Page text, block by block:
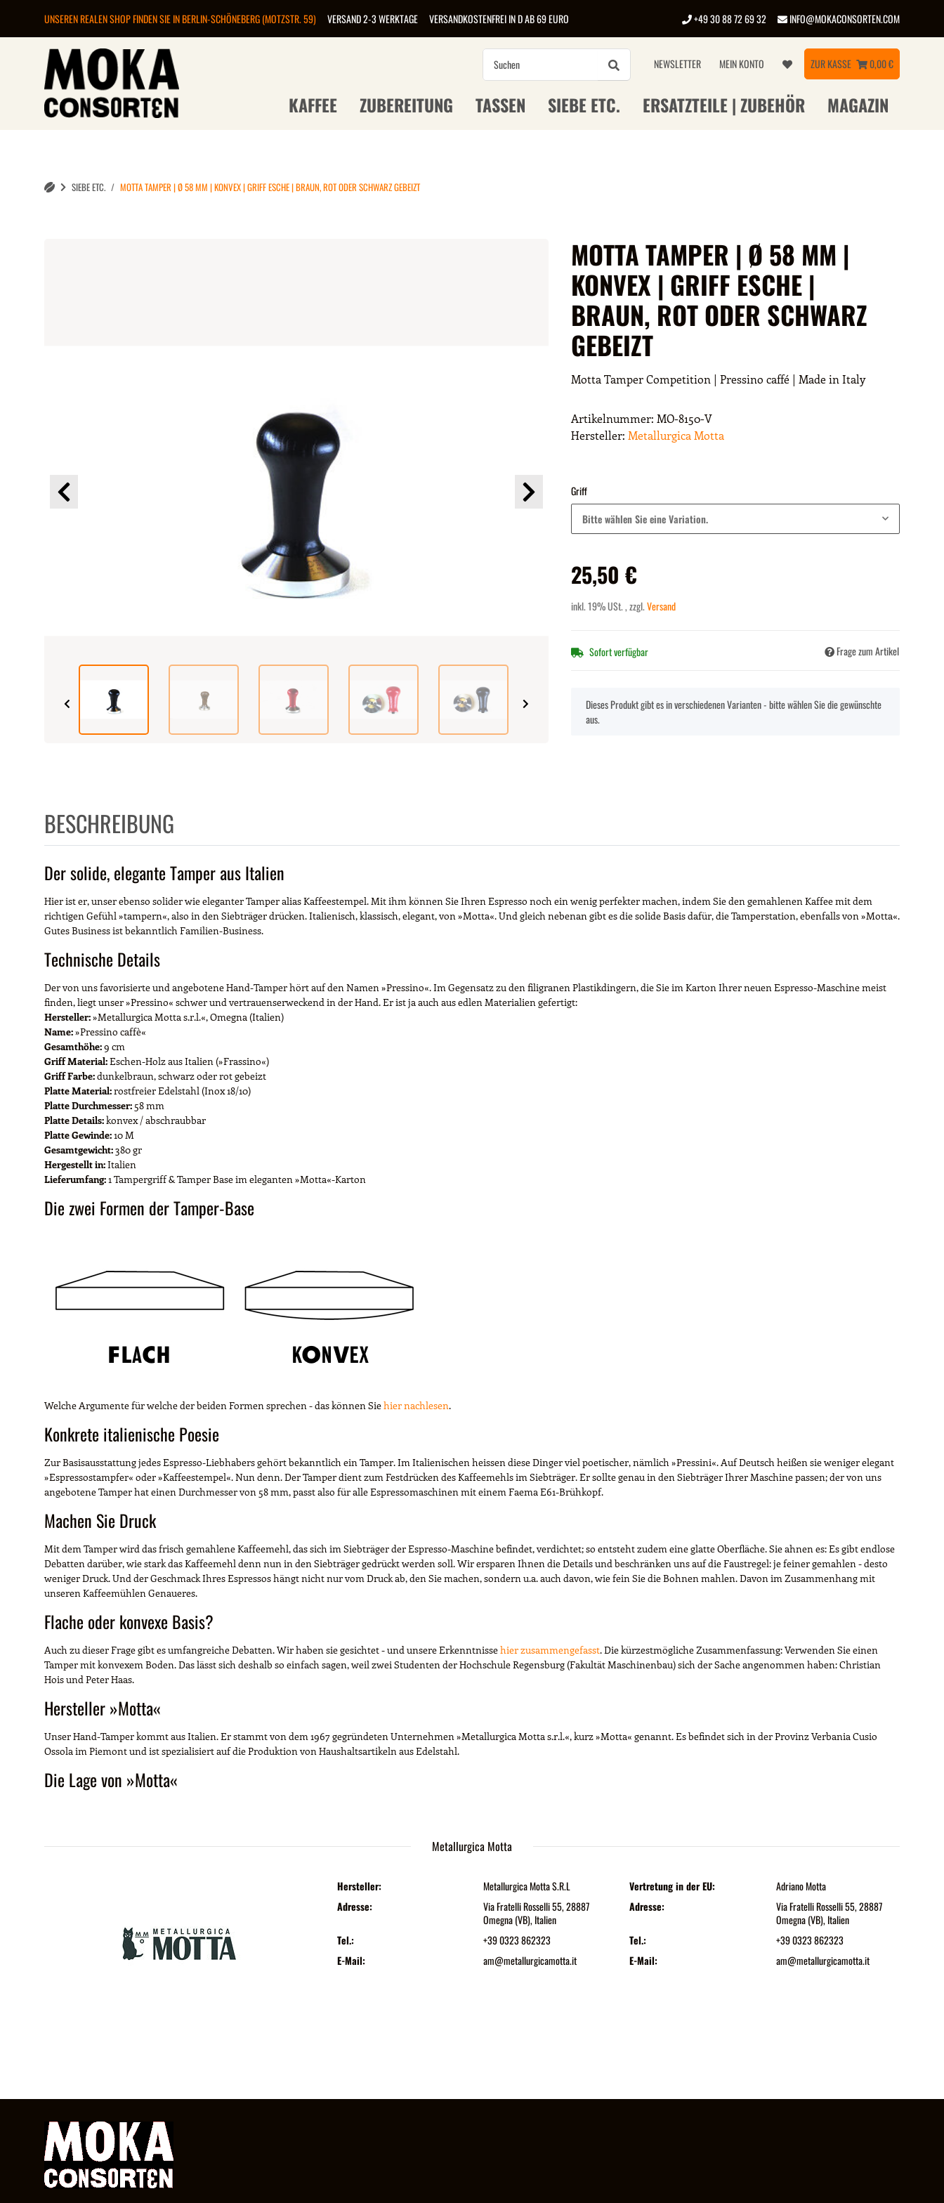
UNSEREN REALEN SHOP FINDEN SIE IN BERLIN-SCHÖNEBERG (MOTZSTR. 59) VERSAND 2-3 WERKTAGE VERSANDKOSTENFREI IN D AB 69 EURO +49 30 88 72 69 32 INFO@MOKACONSORTEN.COM
NEWSLETTER MEIN KONTO ZUR KASSE 0,00 €
KAFFEE ZUBEREITUNG TASSEN SIEBE ETC. ERSATZTEILE | ZUBEHÖR MAGAZIN
SIEBE ETC. MOTTA TAMPER | Ø 58 MM | KONVEX | GRIFF ESCHE | BRAUN, ROT ODER SCHWARZ GEBEIZT
MOTTA TAMPER | Ø 58 MM |
KONVEX | GRIFF ESCHE |
BRAUN, ROT ODER SCHWARZ
GEBEIZT
Motta Tamper Competition | Pressino caffé | Made in Italy
Artikelnummer: MO-8150-V
Hersteller: Metallurgica Motta
Griff
Bitte wählen Sie eine Variation.
25,50 €
inkl. 19% USt. , zzgl.Versand
Sofort verfügbar Frage zum Artikel
xDieses Produkt gibt es in verschiedenen Varianten - bitte wählen Sie die gewünschte
aus.
BESCHREIBUNG
Der solide, elegante Tamper aus Italien
Hier ist er, unser ebenso solider wie eleganter Tamper alias Kaffeestempel. Mit ihm können Sie Ihren Espresso noch ein wenig perfekter machen, indem Sie den gemahlenen Kaffee mit dem
richtigen Gefühl »tampern«, also in den Siebträger drücken. Italienisch, klassisch, elegant, von »Motta«. Und gleich nebenan gibt es die solide Basis dafür, die Tamperstation, ebenfalls von »Motta«.
Gutes Business ist bekanntlich Familien-Business.
Technische Details
Der von uns favorisierte und angebotene Hand-Tamper hört auf den Namen »Pressino«. Im Gegensatz zu den filigranen Plastikdingern, die Sie im Karton Ihrer neuen Espresso-Maschine meist
finden, liegt unser »Pressino« schwer und vertrauenserweckend in der Hand. Er ist ja auch aus edlen Materialien gefertigt:
Hersteller:»Metallurgica Motta s.r.l.«, Omegna (Italien)
Name:»Pressino caffè«
Gesamthöhe:9 cm
Griff Material:Eschen-Holz aus Italien (»Frassino«)
Griff Farbe:dunkelbraun, schwarz oder rot gebeizt
Platte Material:rostfreier Edelstahl (Inox 18/10)
Platte Durchmesser: 58 mm
Platte Details:konvex / abschraubbar
Platte Gewinde:10 M
Gesamtgewicht:380 gr
Hergestellt in:Italien
Lieferumfang:1 Tampergriff & Tamper Base im eleganten »Motta«-Karton
Die zwei Formen der Tamper-Base
Welche Argumente für welche der beiden Formen sprechen - das können Siehier nachlesen.
Konkrete italienische Poesie
Zur Basisausstattung jedes Espresso-Liebhabers gehört bekanntlich ein Tamper. Im Italienischen heissen diese Dinger viel poetischer, nämlich »Pressini«. Auf Deutsch heißen sie weniger elegant
»Espressostampfer« oder »Kaffeestempel«. Nun denn. Der Tamper dient zum Festdrücken des Kaffeemehls im Siebträger. Er sollte genau in den Siebträger Ihrer Maschine passen; der von uns
angebotene Tamper hat einen Durchmesser von 58 mm, passt also für alle Espressomaschinen mit einem Faema E61-Brühkopf.
Machen Sie Druck
Mit dem Tamper wird das frisch gemahlene Kaffeemehl, das sich im Siebträger der Espresso-Maschine befindet, verdichtet; so entsteht zudem eine glatte Oberfläche. Sie ahnen es: Es gibt endlose
Debatten darüber, wie stark das Kaffeemehl denn nun in den Siebträger gedrückt werden soll. Wir ersparen Ihnen die Details und beschränken uns auf die Faustregel: je feiner gemahlen - desto
weniger Druck. Und der Geschmack Ihres Espressos hängt nicht nur vom Druck ab, den Sie machen, sondern u.a. auch davon, wie fein Sie die Bohnen mahlen. Davon im Zusammenhang mit
unseren Kaffeemühlen Genaueres.
Flache oder konvexe Basis?
Auch zu dieser Frage gibt es umfangreiche Debatten. Wir haben sie gesichtet - und unsere Erkenntnissehier zusammengefasst. Die kürzestmögliche Zusammenfassung: Verwenden Sie einen
Tamper mit konvexem Boden. Das lässt sich deshalb so einfach sagen, weil zwei Studenten der Hochschule Regensburg (Fakultät Maschinenbau) sich der Sache angenommen haben: Christian
Hois und Peter Haas.
Hersteller »Motta«
Unser Hand-Tamper kommt aus Italien. Er stammt von dem 1967 gegründeten Unternehmen »Metallurgica Motta s.r.l.«, kurz »Motta« genannt. Es befindet sich in der Provinz Verbania Cusio
Ossola im Piemont und ist spezialisiert auf die Produktion von Haushaltsartikeln aus Edelstahl.
Die Lage von »Motta«
Metallurgica Motta
Hersteller:
Metallurgica Motta S.R.L
Adresse:
Via Fratelli Rosselli 55, 28887
Omegna (VB), Italien
Tel.:
+39 0323 862323
E-Mail:
am@metallurgicamotta.it
Vertretung in der EU:
Adriano Motta
Adresse:
Via Fratelli Rosselli 55, 28887
Omegna (VB), Italien
Tel.:
+39 0323 862323
E-Mail:
am@metallurgicamotta.it